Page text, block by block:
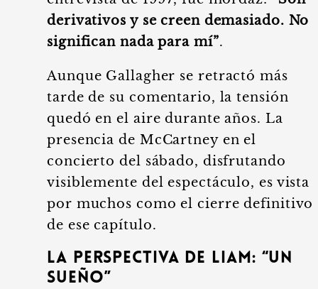
derivativos y se creen demasiado. No
significan nada para mí”.
Aunque Gallagher se retractó más
tarde de su comentario, la tensión
quedó en el aire durante años. La
presencia de McCartney en el
concierto del sábado, disfrutando
visiblemente del espectáculo, es vista
por muchos como el cierre definitivo
de ese capítulo.
La Perspectiva de Liam: “Un
Sueño”